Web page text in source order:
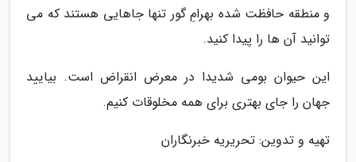
و منطقه حافظت شده بهرامِ گور تنها جاهایی هستند که می
توانید آن ها را پیدا کنید.
این حیوان بومی شدیدا در معرض انقراض است. بیایید
جهان را جای بهتری برای همه مخلوقات کنیم.
تهیه و تدوین: تحریریه خبرنگاران